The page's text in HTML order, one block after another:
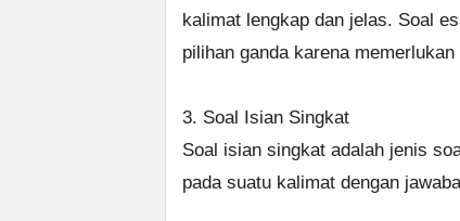
kalimat lengkap dan jelas. Soal
pilihan ganda karena
3. Soal Isian Singkat
Soal isian singkat adalah jenis
pada suatu kalimat dengan